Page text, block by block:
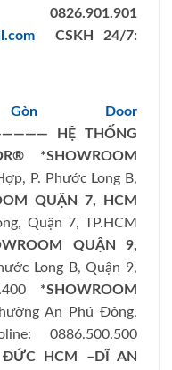
CSKH 24/7:
Door
HỆ THỐNG
*SHOWROOM
P. Phước Long B,
QUẬN 7, HCM
Quận 7, TP.HCM
QUẬN 9,
Long B, Quận 9,
*SHOWROOM
An Phú Đông,
0886.500.500
ĐỨC HCM –DĨ AN